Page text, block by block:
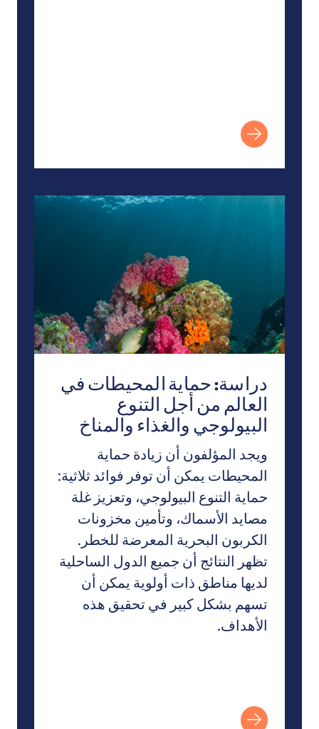
دراسة: حماية المحيطات في العالم من أجل التنوع
دراسة: حماية المحيطات في
العالم من أجل التنوع
البيولوجي والغذاء والمناخ
ويجد المؤلفون أن زيادة حماية
المحيطات يمكن أن توفر فوائد ثلاثية:
حماية التنوع البيولوجي، وتعزيز غلة
مصايد الأسماك، وتأمين مخزونات
الكربون البحرية المعرضة للخطر.
تظهر النتائج أن جميع الدول الساحلية
لديها مناطق ذات أولوية يمكن أن
تسهم بشكل كبير في تحقيق هذه
الأهداف.